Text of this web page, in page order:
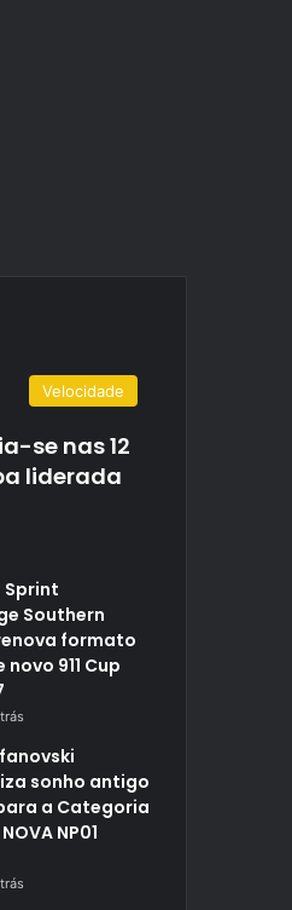
Velocidade
se nas 12
liderada
Sprint
Southern
formato
911 Cup
sonho antigo
a Categoria
NP01